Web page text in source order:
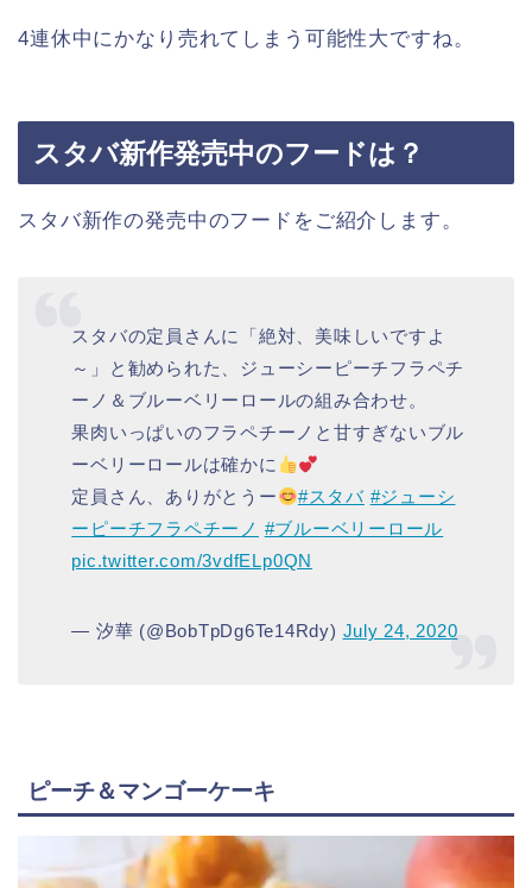
4連休中にかなり売れてしまう可能性大ですね。
スタバ新作発売中のフードは？
スタバ新作の発売中のフードをご紹介します。
スタバの定員さんに「絶対、美味しいですよ
～」と勧められた、ジューシーピーチフラペチ
ーノ＆ブルーベリーロールの組み合わせ。
果肉いっぱいのフラペチーノと甘すぎないブル
ーベリーロールは確かに
定員さん、ありがとうー
#スタバ #ジューシ
ーピーチフラペチーノ #ブルーベリーロール
pic.twitter.com/3vdfELp0QN
— 汐華 (@BobTpDg6Te14Rdy) July 24, 2020
ピーチ＆マンゴーケーキ